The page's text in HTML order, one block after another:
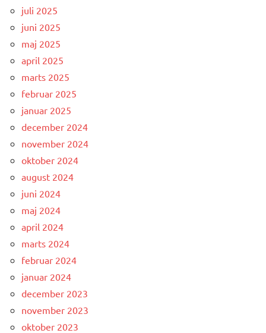
juli 2025
juni 2025
maj 2025
april 2025
marts 2025
februar 2025
januar 2025
december 2024
november 2024
oktober 2024
august 2024
juni 2024
maj 2024
april 2024
marts 2024
februar 2024
januar 2024
december 2023
november 2023
oktober 2023